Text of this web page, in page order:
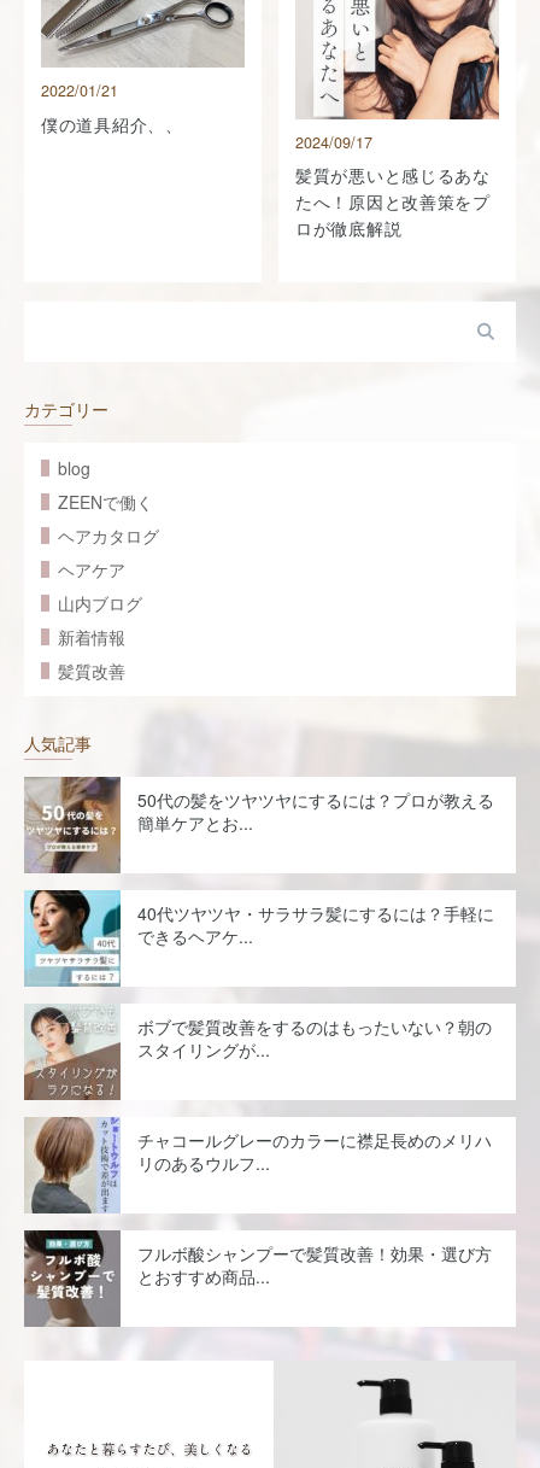
2022/01/21
僕の道具紹介、、
2024/09/17
髪質が悪いと感じるあな
たへ！原因と改善策をプ
ロが徹底解説
カテゴリー
blog
ZEENで働く
ヘアカタログ
ヘアケア
山内ブログ
新着情報
髪質改善
人気記事
50代の髪をツヤツヤにするには？プロが教える
簡単ケアとお...
40代ツヤツヤ・サラサラ髪にするには？手軽に
できるヘアケ...
ボブで髪質改善をするのはもったいない？朝の
スタイリングが...
チャコールグレーのカラーに襟足長めのメリハ
リのあるウルフ...
フルボ酸シャンプーで髪質改善！効果・選び方
とおすすめ商品...